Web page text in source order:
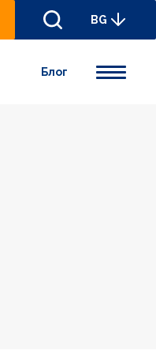
BG
Блог